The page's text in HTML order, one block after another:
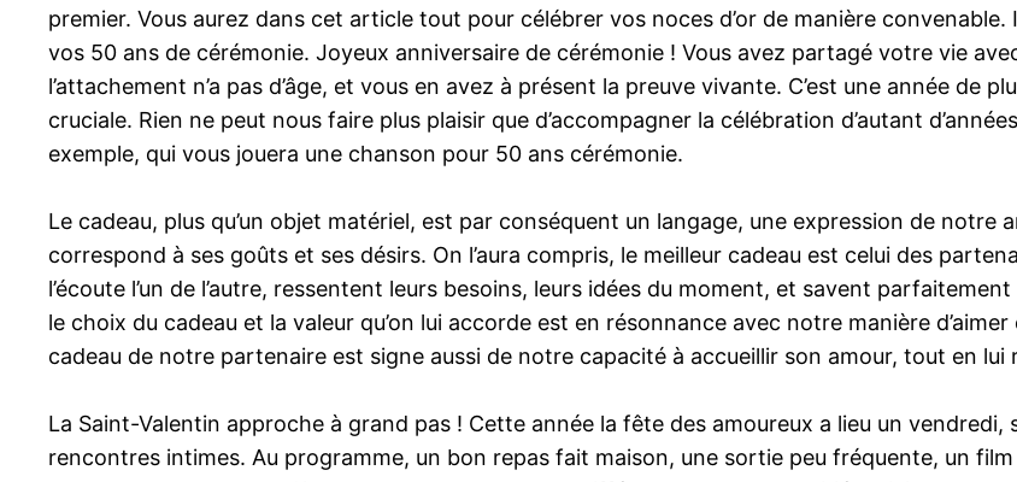
premier. Vous aurez dans cet article tout pour célébrer vos noces d’or de manière
vos 50 ans de cérémonie. Joyeux anniversaire de cérémonie ! Vous avez partagé votre vie
l’attachement n’a pas d’âge, et vous en avez à présent la preuve vivante. C’est une année de
cruciale. Rien ne peut nous faire plus plaisir que d’accompagner la célébration d’autant
exemple, qui vous jouera une chanson pour 50 ans cérémonie.
Le cadeau, plus qu’un objet matériel, est par conséquent un langage, une expression de notre
correspond à ses goûts et ses désirs. On l’aura compris, le meilleur cadeau est celui des
l’écoute l’un de l’autre, ressentent leurs besoins, leurs idées du moment, et savent
le choix du cadeau et la valeur qu’on lui accorde est en résonnance avec notre manière
cadeau de notre partenaire est signe aussi de notre capacité à accueillir son amour, tout en lui
La Saint-Valentin approche à grand pas ! Cette année la fête des amoureux a lieu un vendredi,
rencontres intimes. Au programme, un bon repas fait maison, une sortie peu fréquente, un